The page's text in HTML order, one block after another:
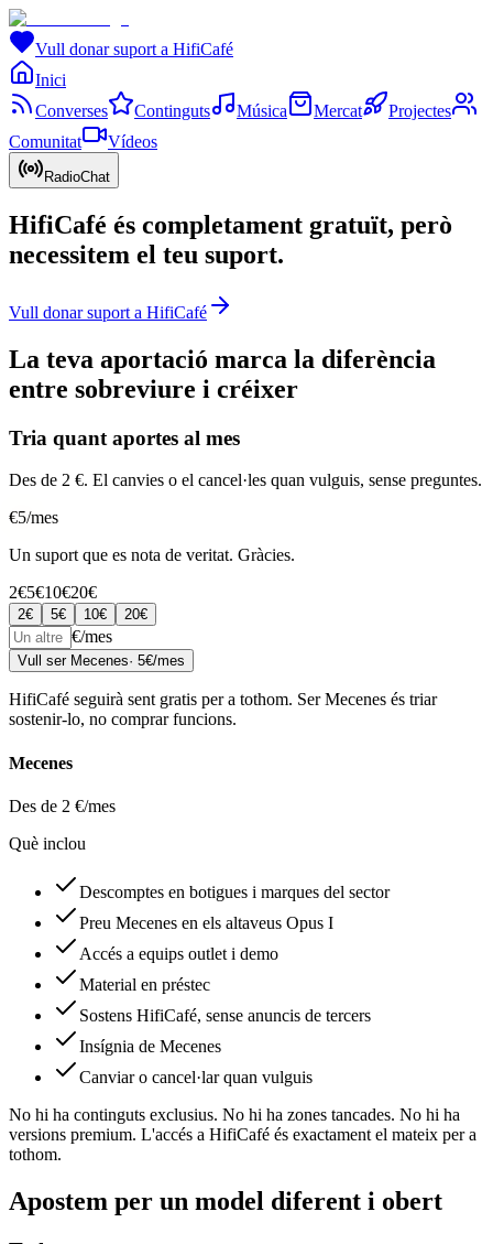
Vull donar suport a HifiCafé
Inici
Converses
Continguts Música Mercat
Projectes
Comunitat
Vídeos
RadioChat
HifiCafé és completament gratuït, però
necessitem el teu suport.
Vull donar suport a HifiCafé
La teva aportació marca la diferència
entre sobreviure i créixer
Tria quant aportes al mes
Des de 2 €. El canvies o el cancel·les quan vulguis, sense preguntes.
€5/mes
Un suport que es nota de veritat. Gràcies.
2€5€10€20€
2€ 5€ 10€ 20€
€/mes
Vull ser Mecenes· 5€/mes
HifiCafé seguirà sent gratis per a tothom. Ser Mecenes és triar
sostenir-lo, no comprar funcions.
Mecenes
Des de 2 €/mes
Què inclou
Descomptes en botigues i marques del sector
Preu Mecenes en els altaveus Opus I
Accés a equips outlet i demo
Material en préstec
Sostens HifiCafé, sense anuncis de tercers
Insígnia de Mecenes
Canviar o cancel·lar quan vulguis
No hi ha continguts exclusius. No hi ha zones tancades. No hi ha
versions premium. L'accés a HifiCafé és exactament el mateix per a
tothom.
Apostem per un model diferent i obert